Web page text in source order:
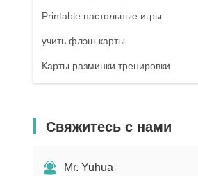
Printable настольные игры
учить флэш-карты
Карты разминки тренировки
Свяжитесь с нами
Mr. Yuhua